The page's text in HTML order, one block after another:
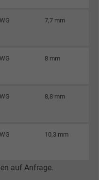
Tracking, Google LLC
Tracking-Service.
7,7 mm
8 mm
8,8 mm
10,3 mm
auf Anfrage.